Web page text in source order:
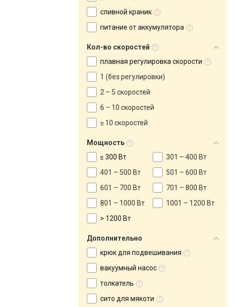
сливной краник
питание от аккумулятора
Кол-во скоростей
плавная регулировка скорости
1 (без регулировки)
2 – 5 скоростей
6 – 10 скоростей
≥ 10 скоростей
Мощность
≤ 300 Вт
301 – 400 Вт
401 – 500 Вт
501 – 600 Вт
601 – 700 Вт
701 – 800 Вт
801 – 1000 Вт
1001 – 1200 Вт
> 1200 Вт
Дополнительно
крюк для подвешивания
вакуумный насос
толкатель
сито для мякоти